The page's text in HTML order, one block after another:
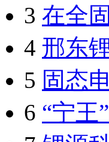
3 在全
4 邢东
5 固态
6 “宁王